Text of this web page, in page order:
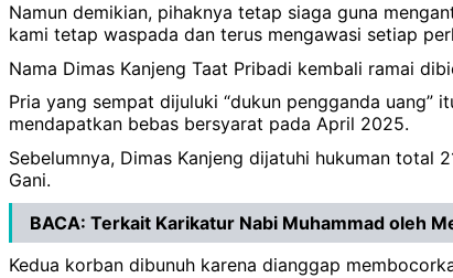
‎Namun demikian, pihaknya tetap siaga guna
kami tetap waspada dan terus mengawasi setiap
‎Nama Dimas Kanjeng Taat Pribadi kembali ramai
‎Pria yang sempat dijuluki “dukun pengganda
mendapatkan bebas bersyarat pada April 2025.
‎Sebelumnya, Dimas Kanjeng dijatuhi hukuman total
Gani.
BACA: Terkait Karikatur Nabi Muhammad oleh
‎Kedua korban dibunuh karena dianggap